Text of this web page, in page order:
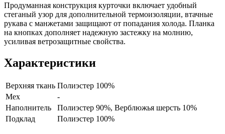
Продуманная конструкция курточки включает удобный
стеганый узор для дополнительной термоизоляции, втачные
рукава с манжетами защищают от попадания холода. Планка
на кнопках дополняет надежную застежку на молнию,
усиливая ветрозащитные свойства.
Характеристики
Верхняя ткань Полиэстер 100%
Мех
-
Наполнитель
Полиэстер 90%, Верблюжья шерсть 10%
Подклад
Полиэстер 100%